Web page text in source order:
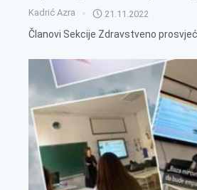
Kadrić Azra 21.11.2022
Članovi Sekcije Zdravstveno